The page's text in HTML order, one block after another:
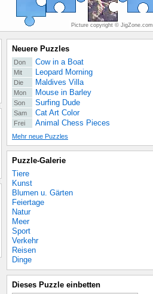
Picture copyright © JigZone.com
Neuere Puzzles
Don Cow in a Boat
Mit Leopard Morning
Die Maldives Villa
Mon Mouse in Barley
Son Surfing Dude
Sam Cat Art Color
Frei Animal Chess Pieces
Mehr neue Puzzles
Puzzle-Galerie
Tiere
Kunst
Blumen u. Gärten
Feiertage
Natur
Meer
Sport
Verkehr
Reisen
Dinge
Dieses Puzzle einbetten